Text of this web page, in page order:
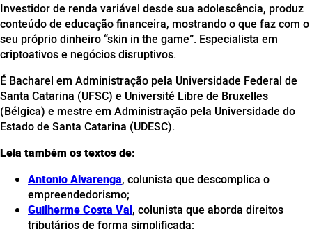
Investidor de renda variável desde sua adolescência, produz
conteúdo de educação financeira, mostrando o que faz com o
seu próprio dinheiro “skin in the game”. Especialista em
criptoativos e negócios disruptivos.
É Bacharel em Administração pela Universidade Federal de
Santa Catarina (UFSC) e Université Libre de Bruxelles
(Bélgica) e mestre em Administração pela Universidade do
Estado de Santa Catarina (UDESC).
Leia também os textos de:
Antonio Alvarenga, colunista que descomplica o
empreendedorismo;
Guilherme Costa Val, colunista que aborda direitos
tributários de forma simplificada;